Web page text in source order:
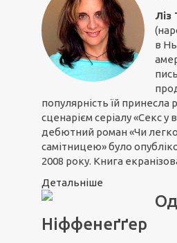
Ліз
в
популярність їй принесла
сценарієм серіалу «Секс у
дебютний роман «Чи
самітницею» було
2008 року. Книга
Детальніше
Ніффенеґґер